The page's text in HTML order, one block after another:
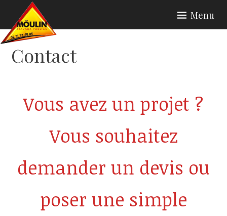
content
Menu
Contact
Vous avez un projet ?
Vous souhaitez
demander un devis ou
poser une simple